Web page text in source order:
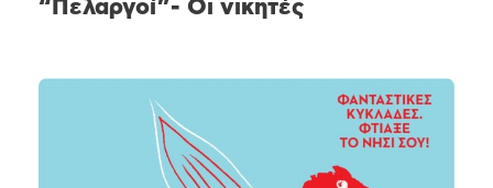
“Πελαργοί”- Οι νικητές